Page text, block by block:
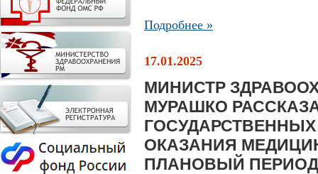
Подробнее »
17.01.2025
МИНИСТР
МУРАШКО
ОКАЗАНИЯ
ПЛАНОВЫЙ ПЕРИОД